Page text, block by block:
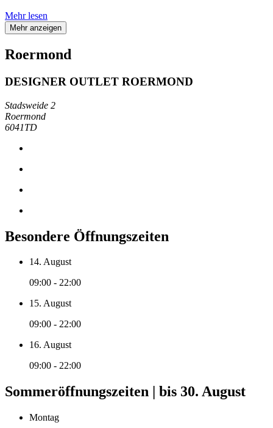
Mehr lesen
Mehr anzeigen
Roermond
DESIGNER OUTLET ROERMOND
Stadsweide 2
Roermond
6041TD
Besondere Öffnungszeiten
14. August
09:00 - 22:00
15. August
09:00 - 22:00
16. August
09:00 - 22:00
Sommeröffnungszeiten | bis 30. August
Montag